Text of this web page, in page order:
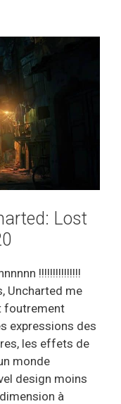
Lost
!!!!!!!!!!!!!!!
Uncharted me
foutrement
expressions des
les effets de
monde
design moins
à